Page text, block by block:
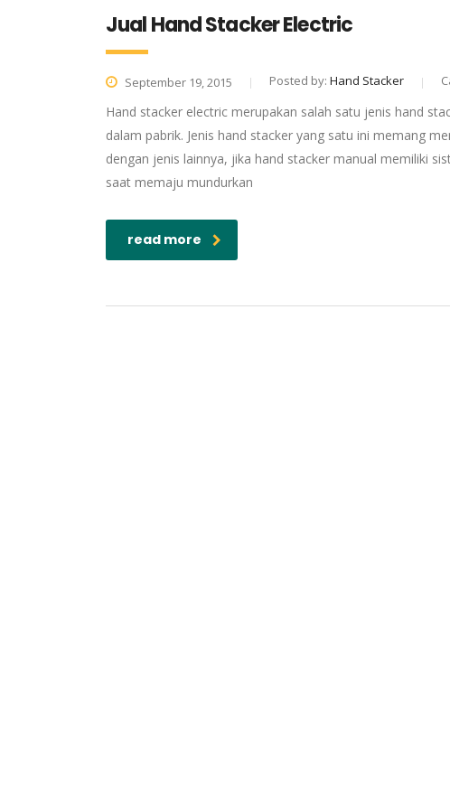
Jual Hand Stacker Electric
September 19, 2015 Posted by: Hand Stacker
Hand stacker electric merupakan salah satu jenis hand
dalam pabrik. Jenis hand stacker yang satu ini memang
dengan jenis lainnya, jika hand stacker manual memiliki
saat memaju mundurkan
read more